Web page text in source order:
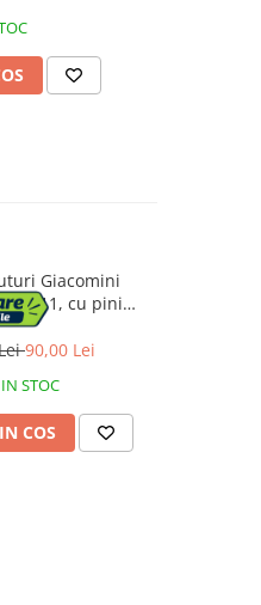
Giacomini
cu pini
prin
mm,
90,00 Lei
IN STOC
COS